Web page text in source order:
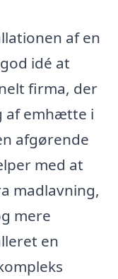
af en
idé at
firma, der
af emhætte i
afgørende
med at
madlavning,
mere
en